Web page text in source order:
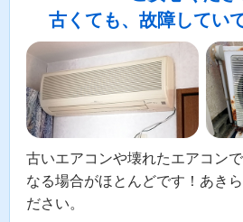
古くても、故障してい
古いエアコンや壊れたエアコンで
なる場合がほとんどです！あき
ださい。